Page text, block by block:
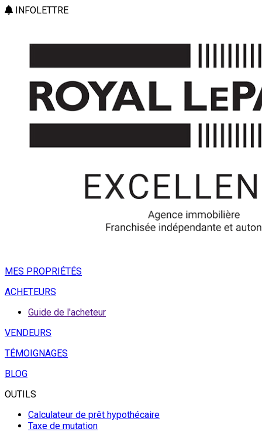
INFOLETTRE
MES PROPRIÉTÉS
ACHETEURS
Guide de l'acheteur
VENDEURS
TÉMOIGNAGES
BLOG
OUTILS
Calculateur de prêt hypothécaire
Taxe de mutation